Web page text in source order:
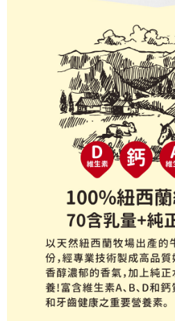
時審查核予不同之上限額度；若仍有額度
請求用戶進行身份認證。
５．嚴禁一人註冊多個帳號或使用他人資
恩沛科技股份有限公司將有權停止該用戶